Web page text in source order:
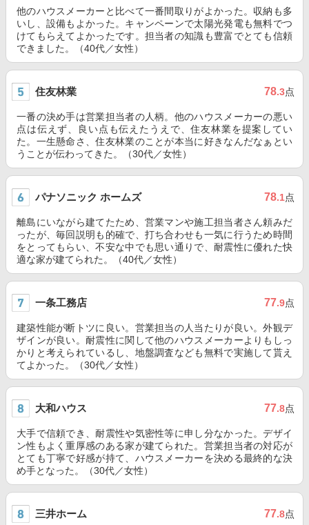
他のハウスメーカーと比べて一番間取りがよかった。収納も多
いし、設備もよかった。キャンペーンで太陽光発電も無料でつ
けてもらえてよかったです。担当者の知識も豊富でとても信頼
できました。（40代／女性）
住友林業 78.3点
一番の決め手は営業担当者の人柄。他のハウスメーカーの悪い
点は伝えず、良い点も伝えたうえで、住友林業を提案してい
た。一生懸命さ、住友林業のことが本当に好きなんだなぁとい
うことが伝わってきた。（30代／女性）
パナソニック ホームズ 78.1点
離島にいながら建てたため、営業マンや施工担当者さん頼みだ
ったが、毎回説明も的確で、打ち合わせも一気に行うため時間
をとってもらい、不安な中でも思い通りで、耐震性に優れた快
適な家が建てられた。（40代／女性）
一条工務店 77.9点
建築性能が断トツに良い。営業担当の人当たりが良い。外観デ
ザインが良い。耐震性に関して他のハウスメーカーよりもしっ
かりと考えられているし、地盤調査なども無料で実施して貰え
てよかった。（30代／女性）
大和ハウス 77.8点
大手で信頼でき、耐震性や気密性等に申し分なかった。デザイ
ン性もよく重厚感のある家が建てられた。営業担当者の対応が
とても丁寧で好感が持て、ハウスメーカーを決める最終的な決
め手となった。（30代／女性）
三井ホーム 77.8点